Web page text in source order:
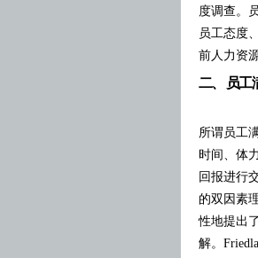
度调查。
员工态度
前人力资
二、 员工
所谓员工
时间、体
回报进行
的双因素
性地提出
解。